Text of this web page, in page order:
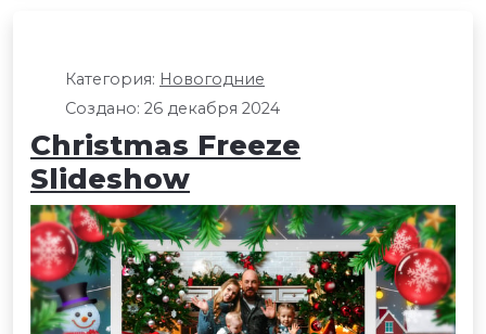
Категория: Новогодние
Создано: 26 декабря 2024
Christmas Freeze
Slideshow